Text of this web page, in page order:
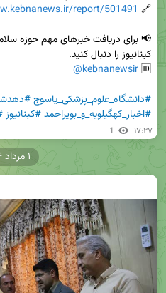
🔗
report/501491
🆔
@kebnanewsir
#دانشگاه_علوم_پزشکی_یاسوج
#اخبار_کهگیلویه_و_بویراحمد#کبنانیوز
1 ۱۷:۲۷
۱ مرداد ۱۴۰۴